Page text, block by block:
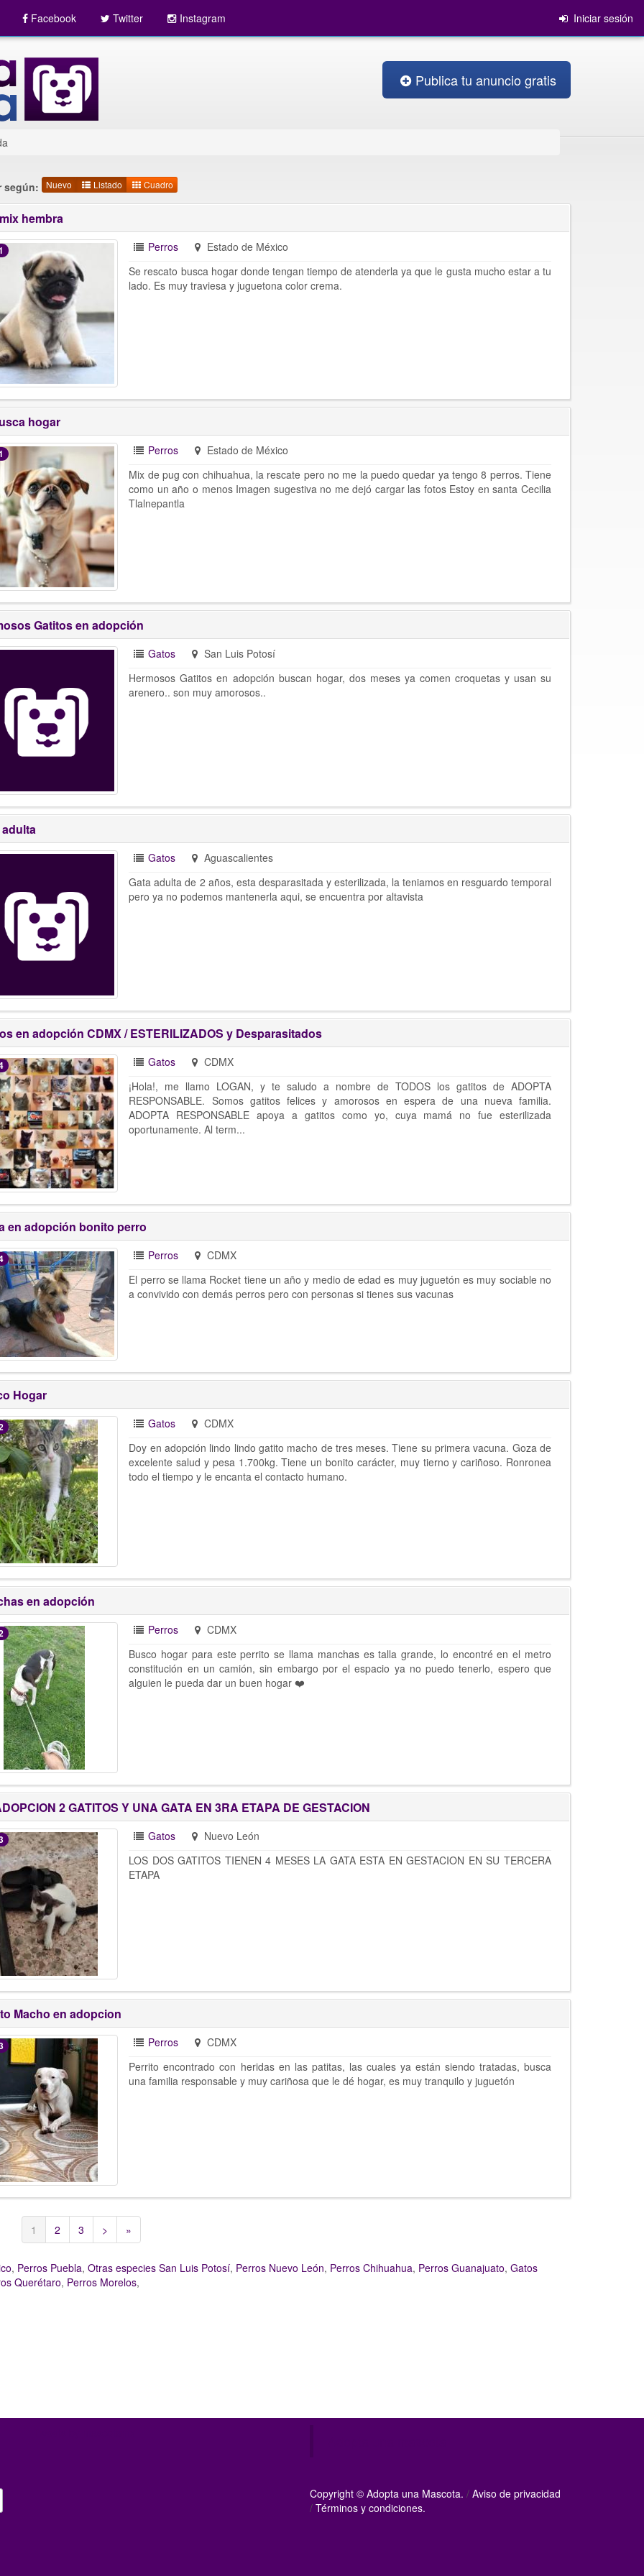
Facebook Twitter Instagram Iniciar sesión
Publica tu anuncio gratis
según: Nuevo Listado Cuadro
hembra
Perros
Estado de México
Se rescato busca hogar donde tengan tiempo de atenderla ya que le gusta mucho estar a tu
lado. Es muy traviesa y juguetona color crema.
hogar
Perros
Estado de México
Mix de pug con chihuahua, la rescate pero no me la puedo quedar ya tengo 8 perros. Tiene
como un año o menos Imagen sugestiva no me dejó cargar las fotos Estoy en santa Cecilia
Tlalnepantla
Gatitos en adopción
Gatos
San Luis Potosí
Hermosos Gatitos en adopción buscan hogar, dos meses ya comen croquetas y usan su
arenero.. son muy amorosos..
Gatos
Aguascalientes
Gata adulta de 2 años, esta desparasitada y esterilizada, la teniamos en resguardo temporal
pero ya no podemos mantenerla aqui, se encuentra por altavista
en adopción CDMX / ESTERILIZADOS y Desparasitados
Gatos
CDMX
¡Hola!, me llamo LOGAN, y te saludo a nombre de TODOS los gatitos de ADOPTA
RESPONSABLE. Somos gatitos felices y amorosos en espera de una nueva familia.
ADOPTA RESPONSABLE apoya a gatitos como yo, cuya mamá no fue esterilizada
oportunamente. Al term...
en adopción bonito perro
Perros
CDMX
El perro se llama Rocket tiene un año y medio de edad es muy juguetón es muy sociable no
a convivido con demás perros pero con personas si tienes sus vacunas
Hogar
Gatos
CDMX
Doy en adopción lindo lindo gatito macho de tres meses. Tiene su primera vacuna. Goza de
excelente salud y pesa 1.700kg. Tiene un bonito carácter, muy tierno y cariñoso. Ronronea
todo el tiempo y le encanta el contacto humano.
en adopción
Perros
CDMX
Busco hogar para este perrito se llama manchas es talla grande, lo encontré en el metro
constitución en un camión, sin embargo por el espacio ya no puedo tenerlo, espero que
alguien le pueda dar un buen hogar ❤️
2 GATITOS Y UNA GATA EN 3RA ETAPA DE GESTACION
Gatos
Nuevo León
LOS DOS GATITOS TIENEN 4 MESES LA GATA ESTA EN GESTACION EN SU TERCERA
ETAPA
Macho en adopcion
Perros
CDMX
Perrito encontrado con heridas en las patitas, las cuales ya están siendo tratadas, busca
una familia responsable y muy cariñosa que le dé hogar, es muy tranquilo y juguetón
1 2 3 > »
, Perros Puebla, Otras especies San Luis Potosí, Perros Nuevo León, Perros Chihuahua, Perros Guanajuato, Gatos
Querétaro, Perros Morelos,
Copyright © Adopta una Mascota. / Aviso de privacidad
/ Términos y condiciones.